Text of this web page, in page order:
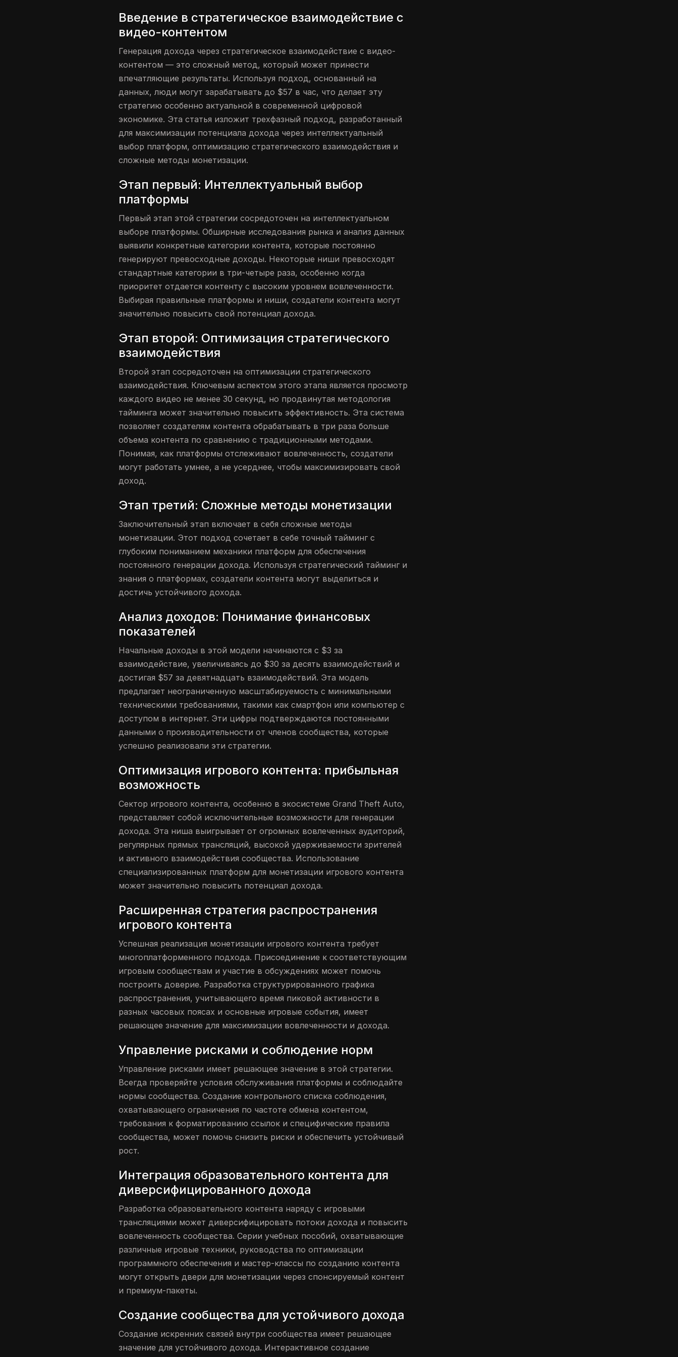
Введение в стратегическое взаимодействие с
видео-контентом
Генерация дохода через стратегическое взаимодействие с видео-
контентом — это сложный метод, который может принести
впечатляющие результаты. Используя подход, основанный на
данных, люди могут зарабатывать до $57 в час, что делает эту
стратегию особенно актуальной в современной цифровой
экономике. Эта статья изложит трехфазный подход, разработанный
для максимизации потенциала дохода через интеллектуальный
выбор платформ, оптимизацию стратегического взаимодействия и
сложные методы монетизации.
Этап первый: Интеллектуальный выбор
платформы
Первый этап этой стратегии сосредоточен на интеллектуальном
выборе платформы. Обширные исследования рынка и анализ данных
выявили конкретные категории контента, которые постоянно
генерируют превосходные доходы. Некоторые ниши превосходят
стандартные категории в три-четыре раза, особенно когда
приоритет отдается контенту с высоким уровнем вовлеченности.
Выбирая правильные платформы и ниши, создатели контента могут
значительно повысить свой потенциал дохода.
Этап второй: Оптимизация стратегического
взаимодействия
Второй этап сосредоточен на оптимизации стратегического
взаимодействия. Ключевым аспектом этого этапа является просмотр
каждого видео не менее 30 секунд, но продвинутая методология
тайминга может значительно повысить эффективность. Эта система
позволяет создателям контента обрабатывать в три раза больше
объема контента по сравнению с традиционными методами.
Понимая, как платформы отслеживают вовлеченность, создатели
могут работать умнее, а не усерднее, чтобы максимизировать свой
доход.
Этап третий: Сложные методы монетизации
Заключительный этап включает в себя сложные методы
монетизации. Этот подход сочетает в себе точный тайминг с
глубоким пониманием механики платформ для обеспечения
постоянного генерации дохода. Используя стратегический тайминг и
знания о платформах, создатели контента могут выделиться и
достичь устойчивого дохода.
Анализ доходов: Понимание финансовых
показателей
Начальные доходы в этой модели начинаются с $3 за
взаимодействие, увеличиваясь до $30 за десять взаимодействий и
достигая $57 за девятнадцать взаимодействий. Эта модель
предлагает неограниченную масштабируемость с минимальными
техническими требованиями, такими как смартфон или компьютер с
доступом в интернет. Эти цифры подтверждаются постоянными
данными о производительности от членов сообщества, которые
успешно реализовали эти стратегии.
Оптимизация игрового контента: прибыльная
возможность
Сектор игрового контента, особенно в экосистеме Grand Theft Auto,
представляет собой исключительные возможности для генерации
дохода. Эта ниша выигрывает от огромных вовлеченных аудиторий,
регулярных прямых трансляций, высокой удерживаемости зрителей
и активного взаимодействия сообщества. Использование
специализированных платформ для монетизации игрового контента
может значительно повысить потенциал дохода.
Расширенная стратегия распространения
игрового контента
Успешная реализация монетизации игрового контента требует
многоплатформенного подхода. Присоединение к соответствующим
игровым сообществам и участие в обсуждениях может помочь
построить доверие. Разработка структурированного графика
распространения, учитывающего время пиковой активности в
разных часовых поясах и основные игровые события, имеет
решающее значение для максимизации вовлеченности и дохода.
Управление рисками и соблюдение норм
Управление рисками имеет решающее значение в этой стратегии.
Всегда проверяйте условия обслуживания платформы и соблюдайте
нормы сообщества. Создание контрольного списка соблюдения,
охватывающего ограничения по частоте обмена контентом,
требования к форматированию ссылок и специфические правила
сообщества, может помочь снизить риски и обеспечить устойчивый
рост.
Интеграция образовательного контента для
диверсифицированного дохода
Разработка образовательного контента наряду с игровыми
трансляциями может диверсифицировать потоки дохода и повысить
вовлеченность сообщества. Серии учебных пособий, охватывающие
различные игровые техники, руководства по оптимизации
программного обеспечения и мастер-классы по созданию контента
могут открыть двери для монетизации через спонсируемый контент
и премиум-пакеты.
Создание сообщества для устойчивого дохода
Создание искренних связей внутри сообщества имеет решающее
значение для устойчивого дохода. Интерактивное создание